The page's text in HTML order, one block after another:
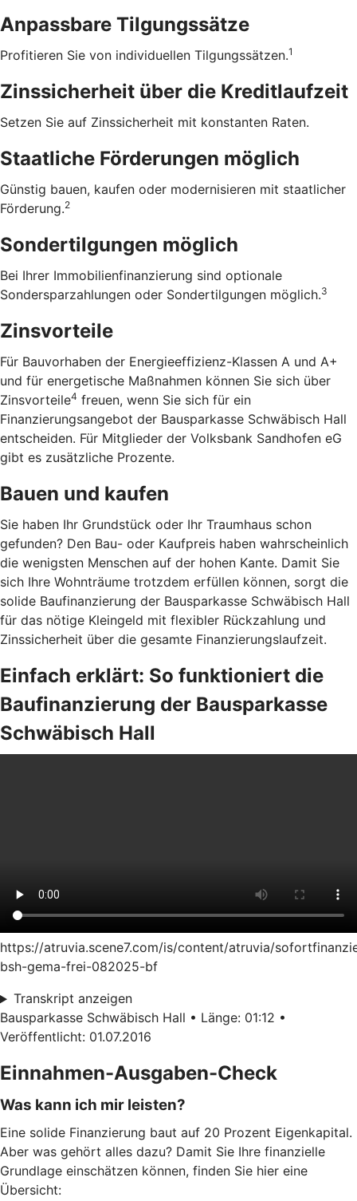
Anpassbare Tilgungssätze
Profitieren Sie von individuellen Tilgungssätzen.1
Zinssicherheit über die ­Kreditlaufzeit
Setzen Sie auf Zinssicherheit mit konstanten Raten.
Staatliche Förderungen möglich
Günstig bauen, kaufen oder modernisieren mit staatlicher
Förderung.2
Sondertilgungen möglich
Bei Ihrer Immobilienfinanzierung sind optionale
Sondersparzahlungen oder Sondertilgungen möglich.3
Zinsvorteile
Für Bauvorhaben der Energieeffizienz-Klassen A und A+
und für energetische Maßnahmen können Sie sich über
Zinsvorteile4 freuen, wenn Sie sich für ein
Finanzierungsangebot der Bausparkasse Schwäbisch Hall
entscheiden. Für Mitglieder der Volksbank Sandhofen eG
gibt es zusätzliche Prozente.
Bauen und kaufen
Sie haben Ihr Grundstück oder Ihr Traumhaus schon
gefunden? Den Bau- oder Kaufpreis haben wahrscheinlich
die wenigsten Menschen auf der hohen Kante. Damit Sie
sich Ihre Wohnträume trotzdem erfüllen können, sorgt die
solide Baufinanzierung der Bausparkasse Schwäbisch Hall
für das nötige Kleingeld mit flexibler Rückzahlung und
Zinssicherheit über die gesamte Finanzierungslaufzeit.
Einfach erklärt: So funktioniert die
Baufinanzierung der Bausparkasse
Schwäbisch Hall
https://atruvia.scene7.com/is/content/atruvia/
bsh-gema-frei-082025-bf
Transkript anzeigen
Bausparkasse Schwäbisch Hall • Länge: 01:12 •
Veröffentlicht: 01.07.2016
Einnahmen-Ausgaben-Check
Was kann ich mir leisten?
Eine solide Finanzierung baut auf 20 Prozent Eigenkapital.
Aber was gehört alles dazu? Damit Sie Ihre finanzielle
Grundlage einschätzen können, finden Sie hier eine
Übersicht: